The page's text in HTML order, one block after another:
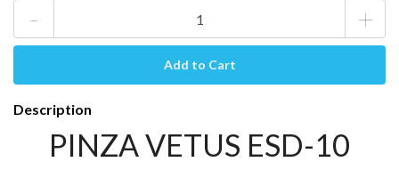
- +
Description
PINZA VETUS ESD-10